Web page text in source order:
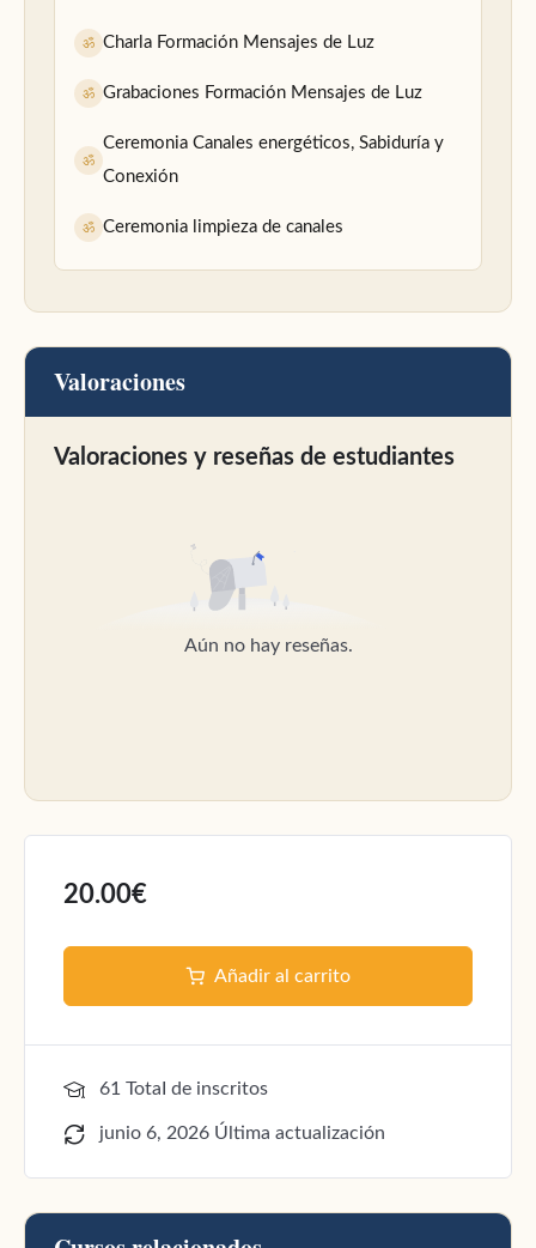
ॐ Charla Formación Mensajes de Luz
ॐ Grabaciones Formación Mensajes de Luz
ॐ
Ceremonia Canales energéticos, Sabiduría y
Conexión
ॐ Ceremonia limpieza de canales
Valoraciones
Valoraciones y reseñas de estudiantes
Aún no hay reseñas.
20.00€
Añadir al carrito
61 TotaI de inscritos
junio 6, 2026 Última actualización